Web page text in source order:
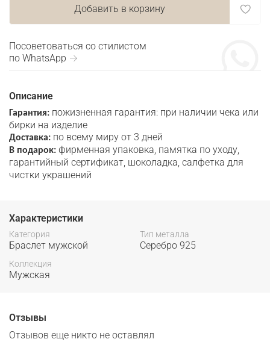
Добавить в корзину
Посоветоваться со стилистом
по WhatsApp →
Описание
Гарантия: пожизненная гарантия: при наличии чека или
бирки на изделие
Доставка: по всему миру от 3 дней
В подарок: фирменная упаковка, памятка по уходу,
гарантийный сертификат, шоколадка, салфетка для
чистки украшений
Характеристики
Категория
Браслет мужской
Тип металла
Серебро 925
Коллекция
Мужская
Отзывы
Отзывов еще никто не оставлял